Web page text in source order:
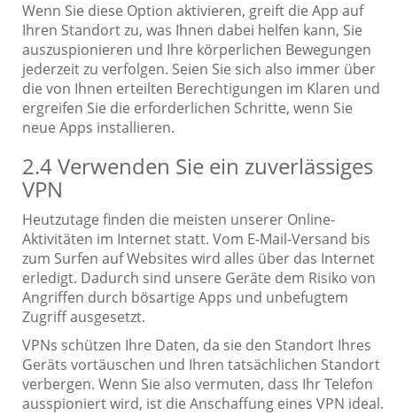
Wenn Sie diese Option aktivieren, greift die App auf
Ihren Standort zu, was Ihnen dabei helfen kann, Sie
auszuspionieren und Ihre körperlichen Bewegungen
jederzeit zu verfolgen. Seien Sie sich also immer über
die von Ihnen erteilten Berechtigungen im Klaren und
ergreifen Sie die erforderlichen Schritte, wenn Sie
neue Apps installieren.
2.4 Verwenden Sie ein zuverlässiges
VPN
Heutzutage finden die meisten unserer Online-
Aktivitäten im Internet statt. Vom E-Mail-Versand bis
zum Surfen auf Websites wird alles über das Internet
erledigt. Dadurch sind unsere Geräte dem Risiko von
Angriffen durch bösartige Apps und unbefugtem
Zugriff ausgesetzt.
VPNs schützen Ihre Daten, da sie den Standort Ihres
Geräts vortäuschen und Ihren tatsächlichen Standort
verbergen. Wenn Sie also vermuten, dass Ihr Telefon
ausspioniert wird, ist die Anschaffung eines VPN ideal.